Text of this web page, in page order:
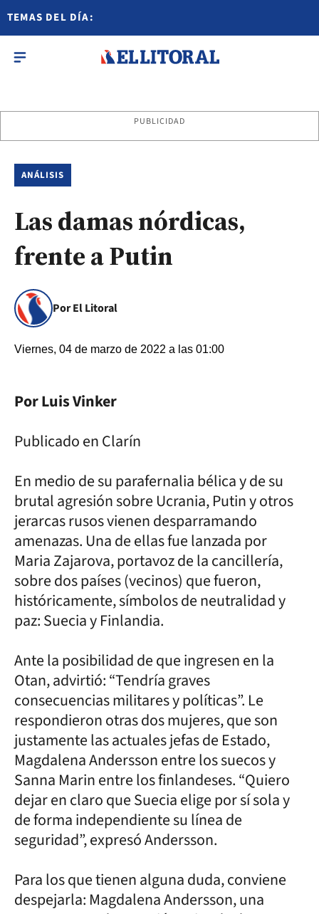
TEMAS DEL DÍA:
PUBLICIDAD
ANÁLISIS
Las damas nórdicas,
frente a Putin
Por El Litoral
Viernes, 04 de marzo de 2022 a las 01:00
Por Luis Vinker
Publicado en Clarín
En medio de su parafernalia bélica y de su
brutal agresión sobre Ucrania, Putin y otros
jerarcas rusos vienen desparramando
amenazas. Una de ellas fue lanzada por
Maria Zajarova, portavoz de la cancillería,
sobre dos países (vecinos) que fueron,
históricamente, símbolos de neutralidad y
paz: Suecia y Finlandia.
Ante la posibilidad de que ingresen en la
Otan, advirtió: “Tendría graves
consecuencias militares y políticas”. Le
respondieron otras dos mujeres, que son
justamente las actuales jefas de Estado,
Magdalena Andersson entre los suecos y
Sanna Marin entre los finlandeses. “Quiero
dejar en claro que Suecia elige por sí sola y
de forma independiente su línea de
seguridad”, expresó Andersson.
Para los que tienen alguna duda, conviene
despejarla: Magdalena Andersson, una